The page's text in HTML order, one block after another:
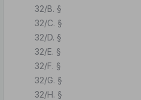
32/B. §
32/C. §
32/D. §
32/E. §
32/F. §
32/G. §
32/H. §